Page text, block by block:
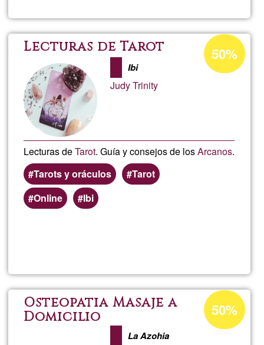
Lecturas de Tarot
Ibi
Judy Trinity
Lecturas deTarot. Guía y consejos de losArcanos.
Tarots y oráculos
Tarot
Online
Ibi
Prozentuale
Annahme
50%
de
Osteopatia Masaje a
Domicilio
La Azohia
Prozentuale
Annahme
50%